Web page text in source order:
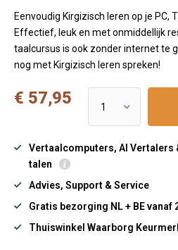
Eenvoudig Kirgizisch leren op je PC,
Effectief, leuk en met onmiddellijk
taalcursus is ook zonder internet te
nog met Kirgizisch leren spreken!
€ 57,95
Vertaalcomputers, AI Vertalers
talen
Advies, Support & Service
Gratis bezorging NL + BE vanaf
Thuiswinkel Waarborg